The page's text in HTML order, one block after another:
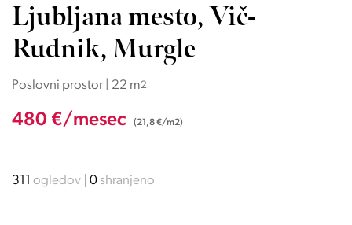
Ljubljana mesto, Vič-
Rudnik, Murgle
Poslovni prostor | 22 m2
480 €/mesec (21,8 €/m2)
311 ogledov 0shranjeno